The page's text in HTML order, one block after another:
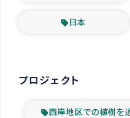
日本
プロジェクト
西岸地区での植樹を